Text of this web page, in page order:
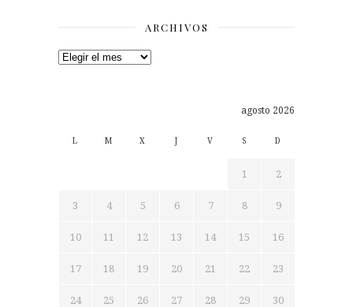
ARCHIVOS
Archivos
agosto 2026
L M X J V S D
1 2
3 4 5 6 7 8 9
10 11 12 13 14 15 16
17 18 19 20 21 22 23
24 25 26 27 28 29 30